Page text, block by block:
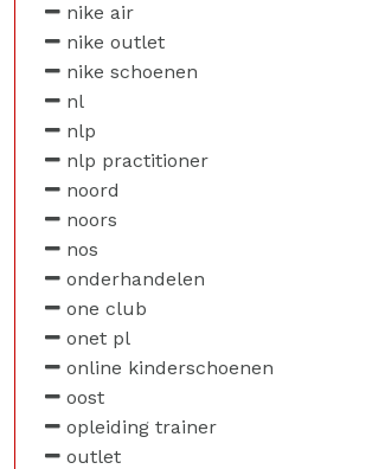
nike air
nike outlet
nike schoenen
nl
nlp
nlp practitioner
noord
noors
nos
onderhandelen
one club
onet pl
online kinderschoenen
oost
opleiding trainer
outlet